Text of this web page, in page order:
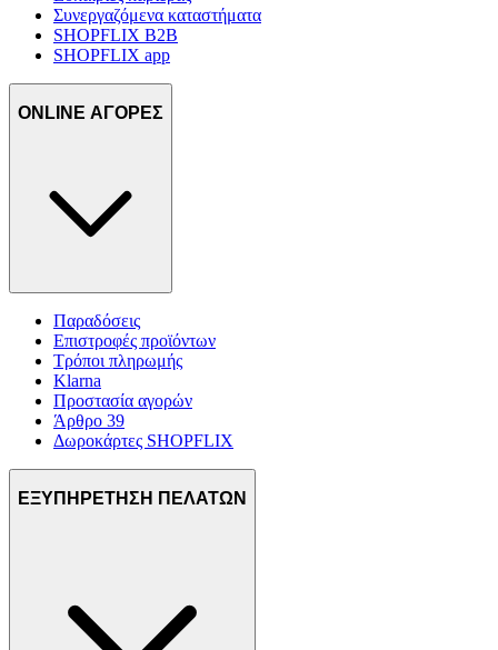
Συνεργαζόμενα καταστήματα
SHOPFLIX B2B
SHOPFLIX app
ONLINE ΑΓΟΡΕΣ
Παραδόσεις
Επιστροφές προϊόντων
Τρόποι πληρωμής
Klarna
Προστασία αγορών
Άρθρο 39
Δωροκάρτες SHOPFLIX
ΕΞΥΠΗΡΕΤΗΣΗ ΠΕΛΑΤΩΝ